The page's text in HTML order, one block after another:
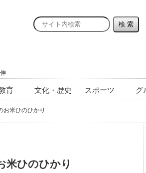
育 文化・歴史 スポーツ グ
米ひのひかり
米ひのひかり